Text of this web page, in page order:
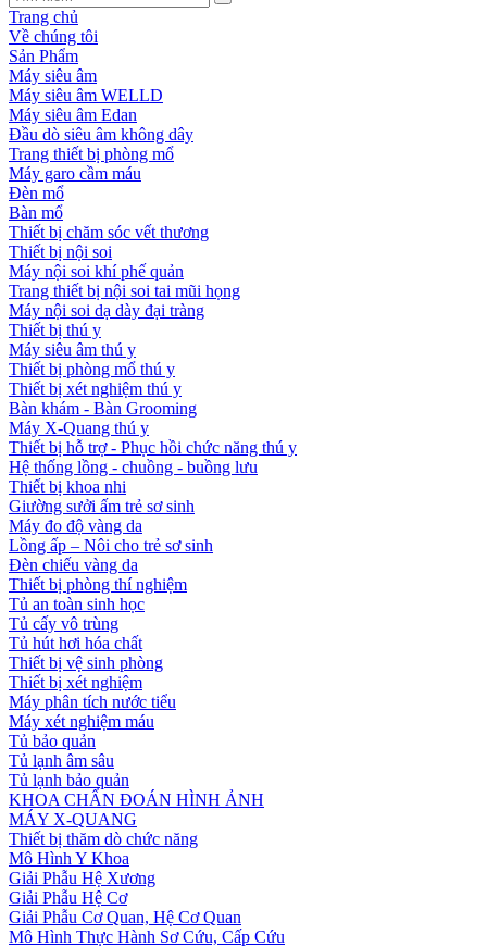
Trang chủ
Về chúng tôi
Sản Phẩm
Máy siêu âm
Máy siêu âm WELLD
Máy siêu âm Edan
Đầu dò siêu âm không dây
Trang thiết bị phòng mổ
Máy garo cầm máu
Đèn mổ
Bàn mổ
Thiết bị chăm sóc vết thương
Thiết bị nội soi
Máy nội soi khí phế quản
Trang thiết bị nội soi tai mũi họng
Máy nội soi dạ dày đại tràng
Thiết bị thú y
Máy siêu âm thú y
Thiết bị phòng mổ thú y
Thiết bị xét nghiệm thú y
Bàn khám - Bàn Grooming
Máy X-Quang thú y
Thiết bị hỗ trợ - Phục hồi chức năng thú y
Hệ thống lồng - chuồng - buồng lưu
Thiết bị khoa nhi
Giường sưởi ấm trẻ sơ sinh
Máy đo độ vàng da
Lồng ấp – Nôi cho trẻ sơ sinh
Đèn chiếu vàng da
Thiết bị phòng thí nghiệm
Tủ an toàn sinh học
Tủ cấy vô trùng
Tủ hút hơi hóa chất
Thiết bị vệ sinh phòng
Thiết bị xét nghiệm
Máy phân tích nước tiểu
Máy xét nghiệm máu
Tủ bảo quản
Tủ lạnh âm sâu
Tủ lạnh bảo quản
KHOA CHẨN ĐOÁN HÌNH ẢNH
MÁY X-QUANG
Thiết bị thăm dò chức năng
Mô Hình Y Khoa
Giải Phẫu Hệ Xương
Giải Phẫu Hệ Cơ
Giải Phẫu Cơ Quan, Hệ Cơ Quan
Mô Hình Thực Hành Sơ Cứu, Cấp Cứu